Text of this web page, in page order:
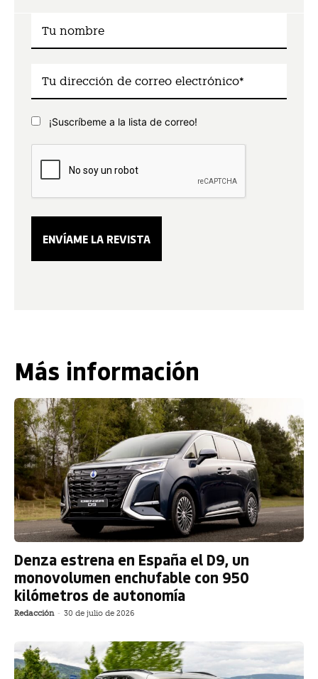
¡Suscríbeme a la lista de correo!
Más información
Denza estrena en España el D9, un
monovolumen enchufable con 950
kilómetros de autonomía
Redacción - 30 de julio de 2026